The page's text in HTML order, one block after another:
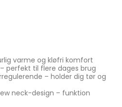
varme og kløfri komfort
perfekt til flere dages brug
– holder dig tør og
neck-design – funktion